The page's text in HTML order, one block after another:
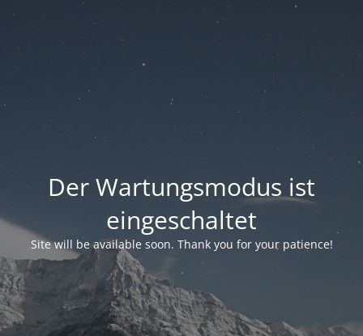
Der Wartungsmodus ist
eingeschaltet
Site will be available soon. Thank you for your patience!